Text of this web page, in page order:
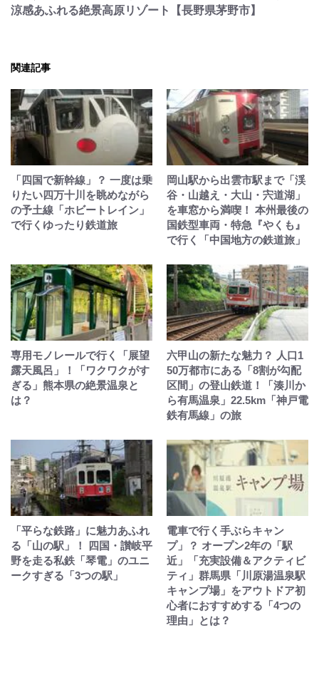
涼感あふれる絶景高原リゾート【長野県茅野市】
関連記事
「四国で新幹線」？ 一度は乗
りたい四万十川を眺めながら
の予土線「ホビートレイン」
で行くゆったり鉄道旅
岡山駅から出雲市駅まで「渓
谷・山越え・大山・宍道湖」
を車窓から満喫！ 本州最後の
国鉄型車両・特急『やくも』
で行く「中国地方の鉄道旅」
専用モノレールで行く「展望
露天風呂」！「ワクワクがす
ぎる」熊本県の絶景温泉と
は？
六甲山の新たな魅力？ 人口1
50万都市にある「8割が勾配
区間」の登山鉄道！「湊川か
ら有馬温泉」22.5km「神戸電
鉄有馬線」の旅
「平らな鉄路」に魅力あふれ
る「山の駅」！ 四国・讃岐平
野を走る私鉄「琴電」のユニ
ークすぎる「3つの駅」
電車で行く手ぶらキャン
プ」？ オープン2年の「駅
近」「充実設備＆アクティビ
ティ」群馬県「川原湯温泉駅
キャンプ場」をアウトドア初
心者におすすめする「4つの
理由」とは？